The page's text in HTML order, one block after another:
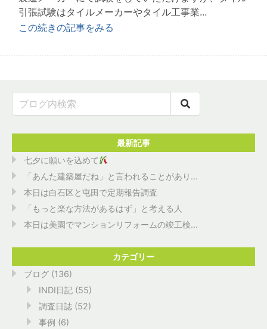
引張試験はタイルメーカーやタイル工事業...
この続きの記事をみる
最新記事
七夕に願いを込めて
「あんた建築屋だね」と言われることがあり...
本日は白石区と屯田で定期報告調査
「もっと楽な方法があるはず」と考える人
本日は美園でマンションリフォームの竣工検...
カテゴリー
ブログ (136)
INDI日記 (55)
調査日誌 (52)
事例 (6)